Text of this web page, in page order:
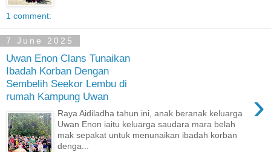
1 comment:
7 June 2025
Uwan Enon Clans Tunaikan
Ibadah Korban Dengan
Sembelih Seekor Lembu di
rumah Kampung Uwan
›
Raya Aidiladha tahun ini, anak beranak keluarga
Uwan Enon iaitu keluarga saudara mara belah
mak sepakat untuk menunaikan ibadah korban
denga...